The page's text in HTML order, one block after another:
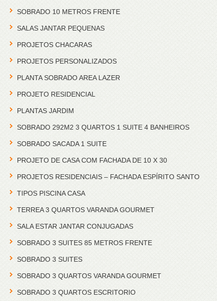
SOBRADO 10 METROS FRENTE
SALAS JANTAR PEQUENAS
PROJETOS CHACARAS
PROJETOS PERSONALIZADOS
PLANTA SOBRADO AREA LAZER
PROJETO RESIDENCIAL
PLANTAS JARDIM
SOBRADO 292M2 3 QUARTOS 1 SUITE 4 BANHEIROS
SOBRADO SACADA 1 SUITE
PROJETO DE CASA COM FACHADA DE 10 X 30
PROJETOS RESIDENCIAIS – FACHADA ESPÍRITO SANTO
TIPOS PISCINA CASA
TERREA 3 QUARTOS VARANDA GOURMET
SALA ESTAR JANTAR CONJUGADAS
SOBRADO 3 SUITES 85 METROS FRENTE
SOBRADO 3 SUITES
SOBRADO 3 QUARTOS VARANDA GOURMET
SOBRADO 3 QUARTOS ESCRITORIO